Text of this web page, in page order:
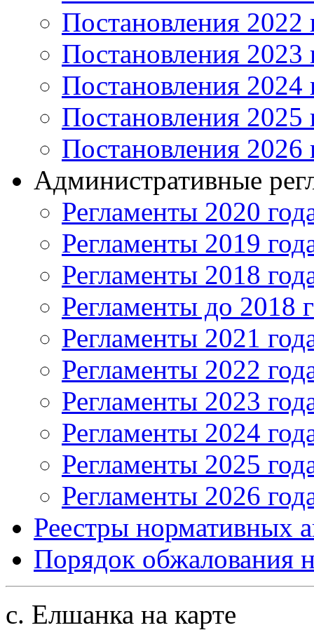
Постановления 2022
Постановления 2023
Постановления 2024
Постановления 2025
Постановления 2026
Административные
Регламенты 2020
Регламенты 2019
Регламенты 2018
Регламенты до 2018
Регламенты 2021
Регламенты 2022
Регламенты 2023
Регламенты 2024
Регламенты 2025
Регламенты 2026
Реестры нормативных
Порядок обжалования
с. Елшанка на карте